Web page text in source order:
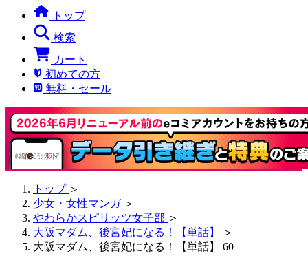
トップ
検索
カート
初めての方
無料・セール
トップ ＞
少女・女性マンガ ＞
やわらかスピリッツ女子部 ＞
大阪マダム、後宮妃になる！【単話】
＞
大阪マダム、後宮妃になる！【単話】 60